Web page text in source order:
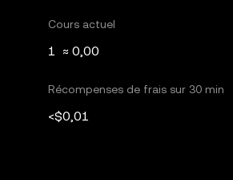
Cours actuel
1 ≈ 0,00
Récompenses de frais sur 30 min
<$0,01